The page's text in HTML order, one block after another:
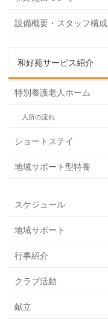
設備概要・スタッフ構成
和好苑サービス紹介
特別養護老人ホーム
入所の流れ
ショートステイ
地域サポート型特養
スケジュール
地域サポート
行事紹介
クラブ活動
献立